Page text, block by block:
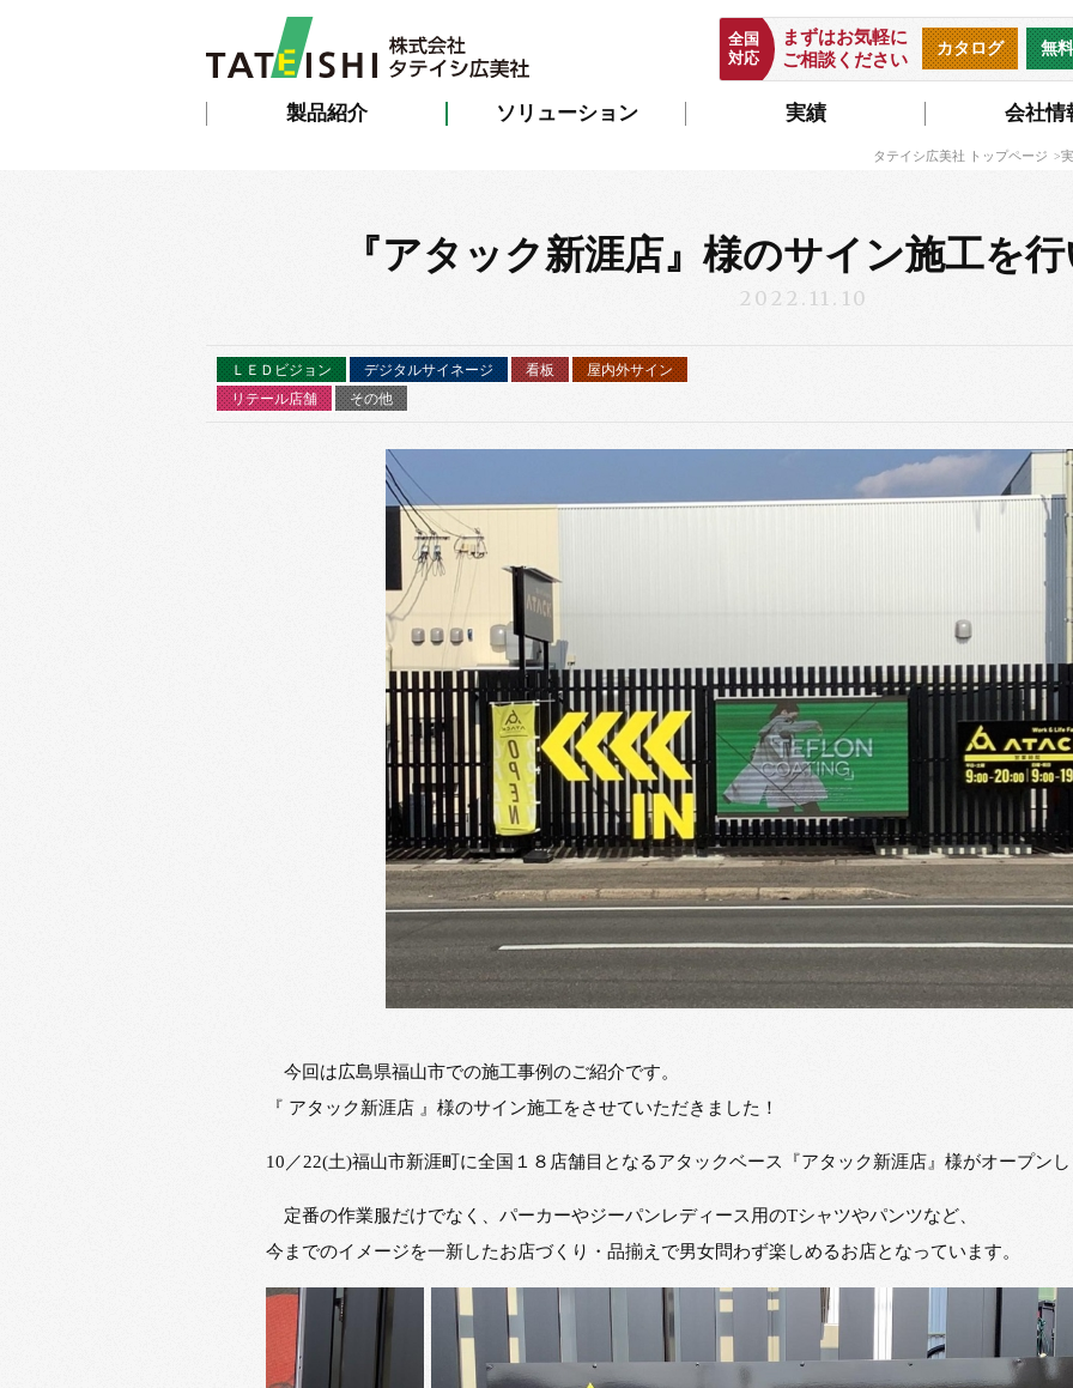
製品紹介 ソリューション 実績 会社情
無
カタログ
まずはお気軽に
ご相談ください
全国
対応
タテイシ広美社 トップページ
『アタック新涯店』様のサイン施工を
2022.11.10
ＬＥＤビジョン デジタルサイネージ 看板
屋内外サイン
リテール店舗
その他
今回は広島県福山市での施工事例のご紹介です。
『 アタック新涯店 』様のサイン施工をさせていただきました！
10／22(土)福山市新涯町に全国１８店舗目となるアタックベース『アタック新涯店』様がオープン
定番の作業服だけでなく、パーカーやジーパンレディース用のTシャツやパンツなど、
今までのイメージを一新したお店づくり・品揃えで男女問わず楽しめるお店となっています。